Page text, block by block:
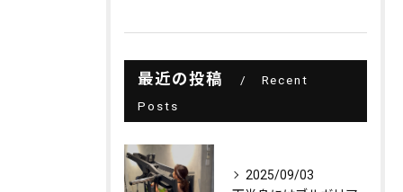
最近の投稿
Recent
Posts
2025/09/03